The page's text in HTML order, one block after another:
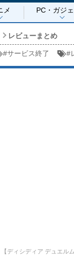
メ PC・ガジ
レビューまとめ
#サービス終了 #
【ディシディア デュエ